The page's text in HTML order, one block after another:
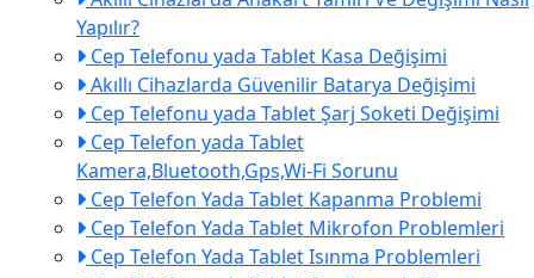
Yapılır?
Cep Telefonu yada Tablet Kasa Değişimi
Akıllı Cihazlarda Güvenilir Batarya Değişimi
Cep Telefonu yada Tablet Şarj Soketi Değişimi
Cep Telefon yada Tablet
Kamera,Bluetooth,Gps,Wi-Fi Sorunu
Cep Telefon Yada Tablet Kapanma Problemi
Cep Telefon Yada Tablet Mikrofon Problemleri
Cep Telefon Yada Tablet Isınma Problemleri